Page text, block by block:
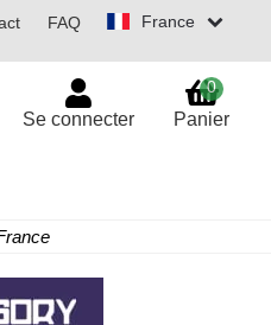
France
FAQ
Se connecter Panier
0